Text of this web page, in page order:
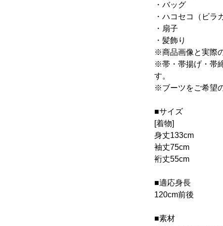
・バッグ
・ハコセコ（ビラ
・扇子
・髪飾り
※商品画像と実際
※帯・帯揚げ・帯
す。
※ブーツをご希望
■サイズ
[着物]
身丈133cm
袖丈75cm
裄丈55cm
■適応身長
120cm前後
■素材